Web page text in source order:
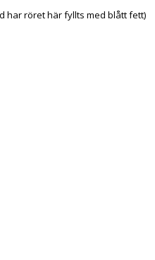
har röret här fyllts med blått fett)